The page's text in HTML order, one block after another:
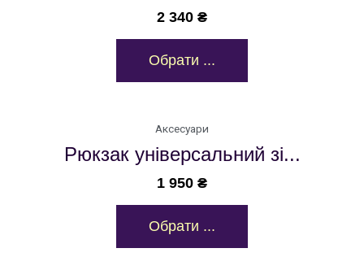
2 340 ₴
Обрати ...
Аксесуари
Рюкзак універсальний зі...
1 950 ₴
Обрати ...